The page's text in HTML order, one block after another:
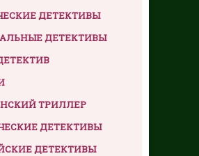
ДЕТЕКТИВЫ
ДЕТЕКТИВЫ
ТРИЛЛЕР
ДЕТЕКТИВЫ
ДЕТЕКТИВЫ